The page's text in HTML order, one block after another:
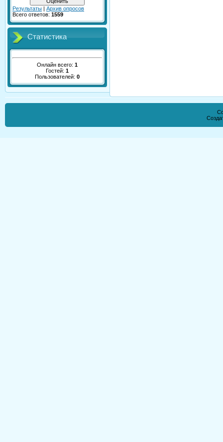
Результаты | Архив опросов
Всего ответов: 1559
Статистика
Онлайн всего: 1
Гостей: 1
Пользователей: 0